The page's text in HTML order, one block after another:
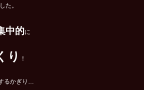
た。
中的に
り ！
るかぎり…